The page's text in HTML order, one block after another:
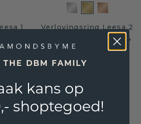
1
6x4
Verlovingsring Leesa 2
585 goud smaragd 6x4
THE DBM FAMILY
kans op
shoptegoed!